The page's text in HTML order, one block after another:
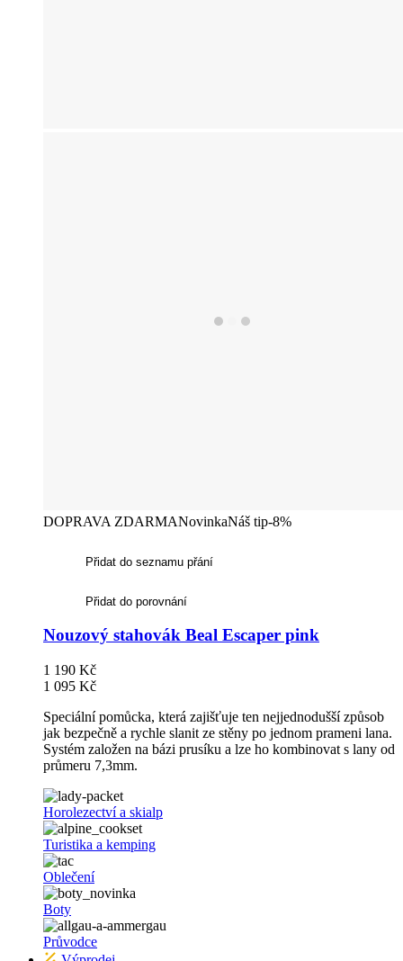
DOPRAVA ZDARMANovinkaNáš tip-8%
Přidat do seznamu přání
Přidat do porovnání
Nouzový stahovák Beal Escaper pink
1 190 Kč
1 095 Kč
Speciální pomůcka, která zajišťuje ten nejjednodušší způsob
jak bezpečně a rychle slanit ze stěny po jednom prameni lana.
Systém založen na bázi prusíku a lze ho kombinovat s lany od
průmeru 7,3mm.
Horolezectví a skialp
Turistika a kemping
Oblečení
Boty
Průvodce